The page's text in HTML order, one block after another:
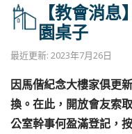
【教會消
園桌子
最近更新: 2023年7月26日
因馬偕紀念大樓家俱更
換。在此，開放會友索
公室幹事何盈滿登記，